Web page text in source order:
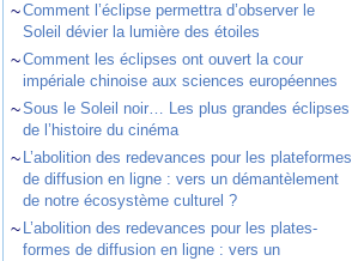
~Comment l’éclipse permettra d’observer le
Soleil dévier la lumière des étoiles
~Comment les éclipses ont ouvert la cour
impériale chinoise aux sciences européennes
~Sous le Soleil noir… Les plus grandes éclipses
de l’histoire du cinéma
~ L’abolition des redevances pour les plateformes
de diffusion en ligne : vers un démantèlement
de notre écosystème culturel ?
~ L’abolition des redevances pour les plates-
formes de diffusion en ligne : vers un